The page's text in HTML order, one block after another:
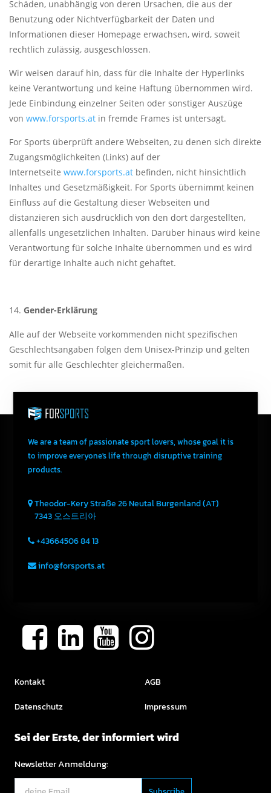
Schäden, unabhängig von deren Ursachen, die aus der
Benutzung oder Nichtverfügbarkeit der Daten und
Informationen dieser Homepage erwachsen, wird, soweit
rechtlich zulässig, ausgeschlossen.
Wir weisen darauf hin, dass für die Inhalte der Hyperlinks
keine Verantwortung und keine Haftung übernommen wird.
Jede Einbindung einzelner Seiten oder sonstiger Auszüge
von www.forsports.at in fremde Frames ist untersagt.
For Sports überprüft andere Webseiten, zu denen sich direkte
Zugangsmöglichkeiten (Links) auf der
Internetseite www.forsports.at befinden, nicht hinsichtlich
Inhaltes und Gesetzmäßigkeit. For Sports übernimmt keinen
Einfluss auf die Gestaltung dieser Webseiten und
distanzieren sich ausdrücklich von den dort dargestellten,
allenfalls ungesetzlichen Inhalten. Darüber hinaus wird keine
Verantwortung für solche Inhalte übernommen und es wird
für derartige Inhalte auch nicht gehaftet.
Gender-Erklärung
Alle auf der Webseite vorkommenden nicht spezifischen
Geschlechtsangaben folgen dem Unisex-Prinzip und gelten
somit für alle Geschlechter gleichermaßen.
We are a team of passionate sport lovers, whose goal it is
to improve everyone's life through disruptive training
products.
Theodor-Kery Straße 26NeutalBurgenland (AT)
7343오스트리아
+43664506 84 13
info@forsports.at
Kontakt
Datenschutz
AGB
Impressum
Sei der Erste, der informiert wird
Newsletter Anmeldung: